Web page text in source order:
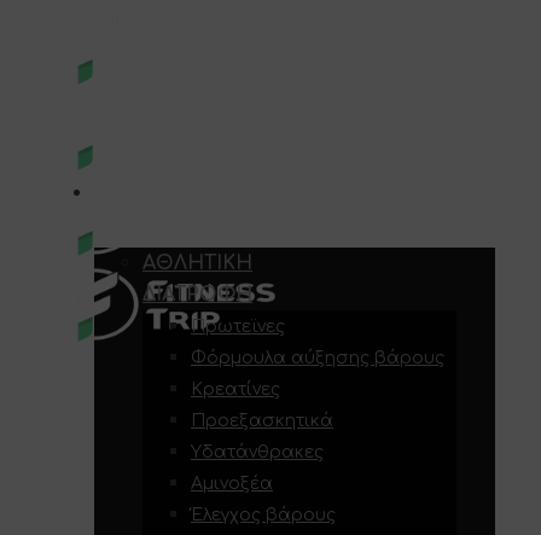
ΑΘΛΗΤΙΚΉ
ΔΙΑΤΡΟΦΉ
Πρωτεϊνες
Φόρμουλα αύξησης βάρους
Κρεατίνες
Προεξασκητικά
Υδατάνθρακες
Αμινοξέα
Έλεγχος βάρους